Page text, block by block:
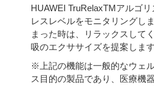
HUAWEI TruRelaxTMアルゴ
レスレベルをモニタリングし
まった時は、リラックスして
吸のエクササイズを提案します
※上記の機能は一般的なウェ
ス目的の製品であり、医療機